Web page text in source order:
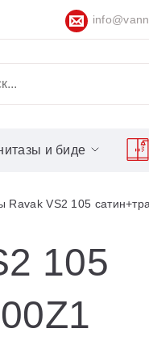
и биде
Ravak VS2 105
105